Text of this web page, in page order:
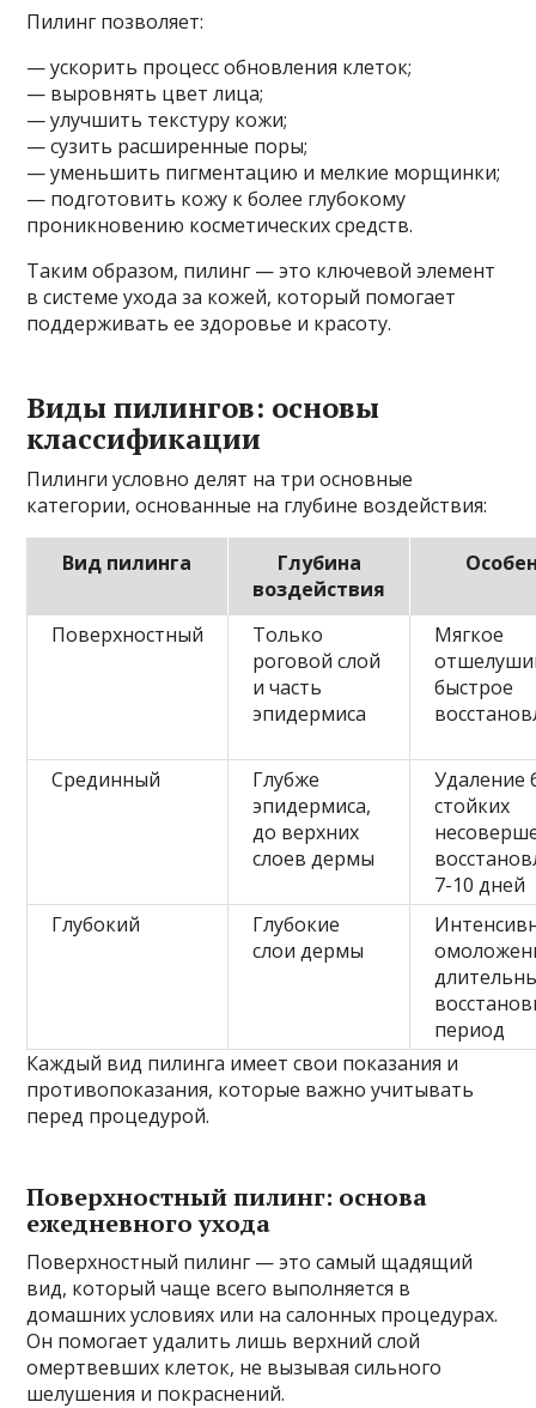
Пилинг позволяет:
— ускорить процесс обновления клеток;
— выровнять цвет лица;
— улучшить текстуру кожи;
— сузить расширенные поры;
— уменьшить пигментацию и мелкие морщинки;
— подготовить кожу к более глубокому
проникновению косметических средств.
Таким образом, пилинг — это ключевой элемент
в системе ухода за кожей, который помогает
поддерживать ее здоровье и красоту.
Виды пилингов: основы
классификации
Пилинги условно делят на три основные
категории, основанные на глубине воздействия:
Вид пилинга
Глубина
воздействия
Поверхностный
Только
роговой слой
и часть
эпидермиса
Мягкое
быстрое
Срединный
Глубже
эпидермиса,
до верхних
слоев дермы
Удаление
стойких
7-10 дней
Глубокий
Глубокие
слои дермы
период
Каждый вид пилинга имеет свои показания и
противопоказания, которые важно учитывать
перед процедурой.
Поверхностный пилинг: основа
ежедневного ухода
Поверхностный пилинг — это самый щадящий
вид, который чаще всего выполняется в
домашних условиях или на салонных процедурах.
Он помогает удалить лишь верхний слой
омертвевших клеток, не вызывая сильного
шелушения и покраснений.